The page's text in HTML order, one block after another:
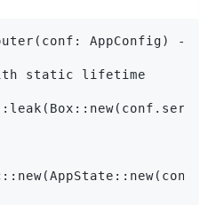
AppConfig) ->
static lifetime